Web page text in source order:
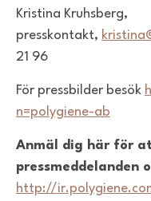
Kristina Kruhsberg,
presskontakt,
21 96
För pressbilder besök
n=polygiene-ab
Anmäl dig här för
pressmeddelanden
http://